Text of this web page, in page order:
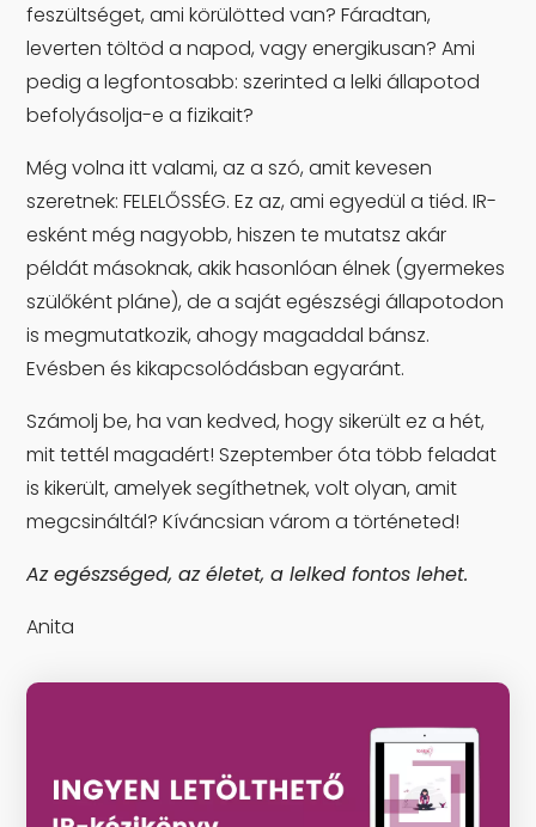
feszültséget, ami körülötted van? Fáradtan,
leverten töltöd a napod, vagy energikusan? Ami
pedig a legfontosabb: szerinted a lelki állapotod
befolyásolja-e a fizikait?
Még volna itt valami, az a szó, amit kevesen
szeretnek: FELELŐSSÉG. Ez az, ami egyedül a tiéd. IR-
esként még nagyobb, hiszen te mutatsz akár
példát másoknak, akik hasonlóan élnek (gyermekes
szülőként pláne), de a saját egészségi állapotodon
is megmutatkozik, ahogy magaddal bánsz.
Evésben és kikapcsolódásban egyaránt.
Számolj be, ha van kedved, hogy sikerült ez a hét,
mit tettél magadért! Szeptember óta több feladat
is kikerült, amelyek segíthetnek, volt olyan, amit
megcsináltál? Kíváncsian várom a történeted!
Az egészséged, az életet, a lelked fontos lehet.
Anita